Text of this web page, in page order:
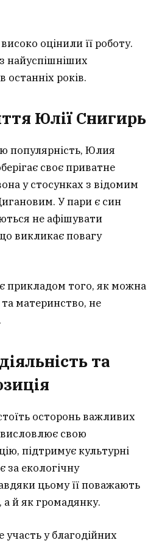
оцінили її роботу.
найуспішніших
останніх років.
Юлії Снигирь
популярність, Юлия
своє приватне
у стосунках з відомим
У пари є син
не афішувати
викликає повагу
є прикладом того, як можна
материнство, не
та
осторонь важливих
свою
підтримує культурні
за екологічну
цьому її поважають
й як громадянку.
участь у благодійних